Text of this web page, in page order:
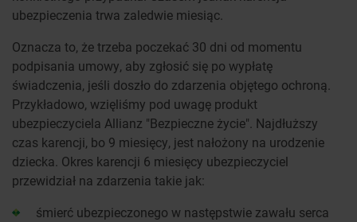
ubezpieczenia trwa zaledwie miesiąc.
Oznacza to, że trzeba poczekać 30 dni od momentu
podpisania umowy, aby zgłosić się po wypłatę
świadczenia, jeśli doszło do zdarzenia objętego ochroną.
Przykładowo, wzięliśmy pod uwagę produkt
ubezpieczyciela Allianz "Bezpieczne życie". Najdłuższy
czas karencji, bo 9 miesięcy, jest nałożony na urodzenie
dziecka. Okres karencji 6 miesięcy ubezpieczyciel
przewidział na zdarzenia takie jak:
śmierć ubezpieczonego w następstwie zawału serca